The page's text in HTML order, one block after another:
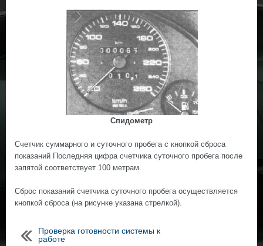
Спидометр
Счетчик суммарного и суточного пробега с кнопкой сброса
показаний Последняя цифра счетчика суточного пробега после
запятой соответствует 100 метрам.
Сброс показаний счетчика суточного пробега осуществляется
кнопкой сброса (на рисунке указана стрелкой).
Проверка готовности системы к
работе